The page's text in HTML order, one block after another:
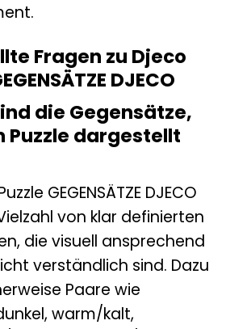
Fragen zu Djeco
DJECO
die Gegensätze,
Puzzle dargestellt
GEGENSÄTZE DJECO
von klar definierten
die visuell ansprechend
verständlich sind. Dazu
Paare wie
warm/kalt,